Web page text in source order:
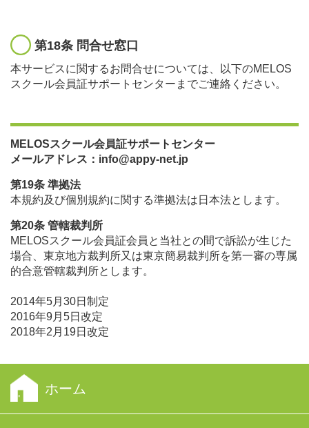
第18条 問合せ窓口
本サービスに関するお問合せについては、以下のMELOS
スクール会員証サポートセンターまでご連絡ください。
MELOSスクール会員証サポートセンター
メールアドレス：info@appy-net.jp
第19条 準拠法
本規約及び個別規約に関する準拠法は日本法とします。
第20条 管轄裁判所
MELOSスクール会員証会員と当社との間で訴訟が生じた
場合、東京地方裁判所又は東京簡易裁判所を第一審の専属
的合意管轄裁判所とします。
2014年5月30日制定
2016年9月5日改定
2018年2月19日改定
ホーム